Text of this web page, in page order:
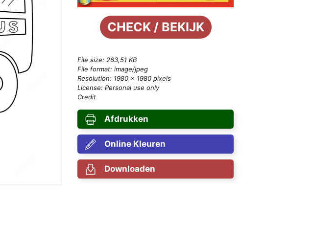
CHECK / BEKIJK
File size: 263,51 KB
File format: image/jpeg
Resolution: 1980 × 1980 pixels
License: Personal use only
Credit
Afdrukken
Online Kleuren
Downloaden